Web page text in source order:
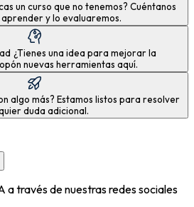
un curso que no tenemos? Cuéntanos
y lo evaluaremos.
¿Tienes una idea para mejorar la
nuevas herramientas aquí.
algo más? Estamos listos para resolver
duda adicional.
a través de nuestras redes sociales